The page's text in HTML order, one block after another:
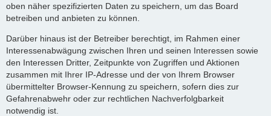
oben näher spezifizierten Daten zu speichern, um das Board
betreiben und anbieten zu können.
Darüber hinaus ist der Betreiber berechtigt, im Rahmen einer
Interessenabwägung zwischen Ihren und seinen Interessen sowie
den Interessen Dritter, Zeitpunkte von Zugriffen und Aktionen
zusammen mit Ihrer IP-Adresse und der von Ihrem Browser
übermittelter Browser-Kennung zu speichern, sofern dies zur
Gefahrenabwehr oder zur rechtlichen Nachverfolgbarkeit
notwendig ist.